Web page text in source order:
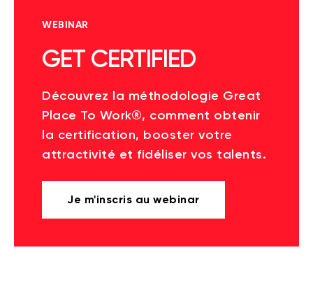
WEBINAR
GET CERTIFIED
Découvrez la méthodologie Great
Place To Work®, comment obtenir
la certification, booster votre
attractivité et fidéliser vos talents.
Je m'inscris au webinar